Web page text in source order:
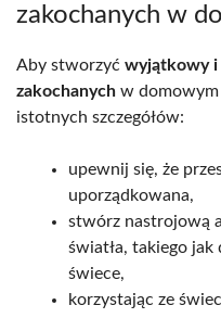
zakochanych w
Aby stworzyć wyjątkowy i
zakochanych w domowym
istotnych szczegółów:
upewnij się, że
uporządkowana,
stwórz nastrojową
światła, takiego
świece,
korzystając ze